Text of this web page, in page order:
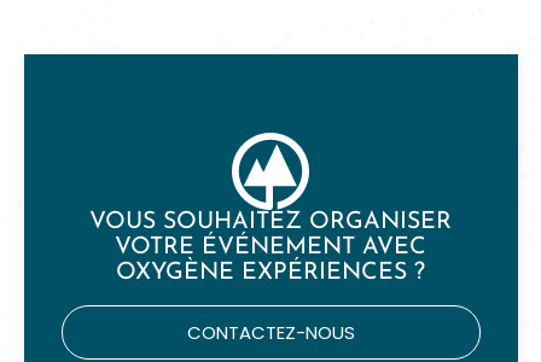
VOUS SOUHAITEZ ORGANISER
VOTRE ÉVÉNEMENT AVEC
OXYGÈNE EXPÉRIENCES ?
CONTACTEZ-NOUS